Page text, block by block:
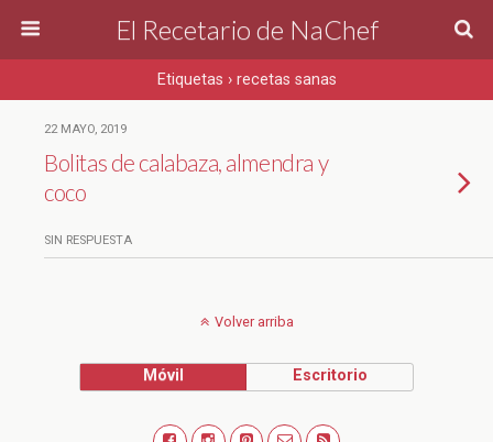
El Recetario de NaChef
Etiquetas › recetas sanas
22 MAYO, 2019
Bolitas de calabaza, almendra y
coco
SIN RESPUESTA
Volver arriba
Móvil Escritorio